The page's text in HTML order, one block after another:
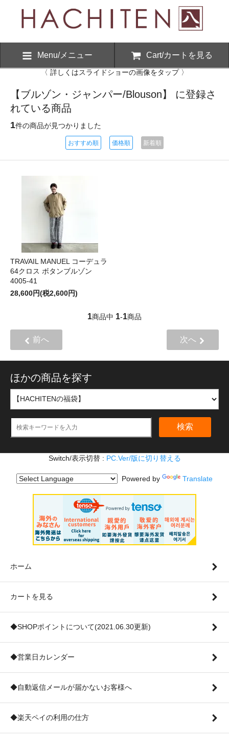
Menu/メニュー Cart/カートを見る
〈 詳しくはスライドショーの画像をタップ 〉
【ブルゾン・ジャンパー/Blouson】 に登録さ
れている商品
1件の商品が見つかりました
おすすめ順 価格順 新着順
TRAVAIL MANUEL コーデュラ
64クロス ボタンブルゾン
4005-41
28,600円(税2,600円)
1商品中 1-1商品
前へ 次へ
ほかの商品を探す
検索
Switch/表示切替 : PC.Ver/版に切り替える
Powered by Translate
ホーム
カートを見る
◆SHOPポイントについて(2021.06.30更新)
◆営業日カレンダー
◆自動返信メールが届かないお客様へ
◆楽天ペイの利用の仕方